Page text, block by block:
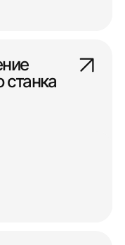
станка